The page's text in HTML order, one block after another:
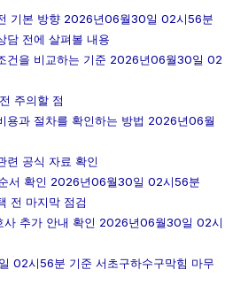
기본 방향 2026년06월30일 02시56분
담 전에 살펴볼 내용
건을 비교하는 기준 2026년06월30일 02
주의할 점
용과 절차를 확인하는 방법 2026년06월
련 공식 자료 확인
서 확인 2026년06월30일 02시56분
전 마지막 점검
사 추가 안내 확인 2026년06월30일 02시
02시56분 기준 서초구하수구막힘 마무